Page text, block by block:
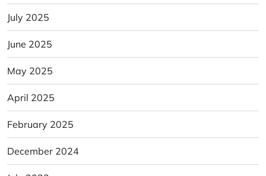
July 2025
June 2025
May 2025
April 2025
February 2025
December 2024